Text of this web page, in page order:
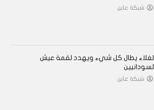
شبكة عاين
الغلاء يطال كل شيء ويهدد لقمة عيش
السودانيين
شبكة عاين